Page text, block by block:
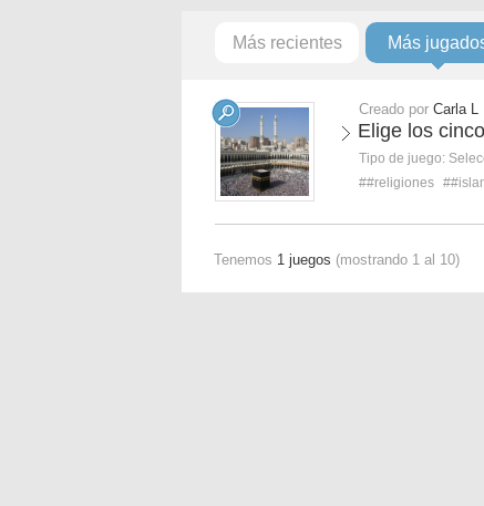
Más recientes Más
Creado por Carla L
Elige los
Tipo de juego:
##religiones
Tenemos 1 juegos (mostrando 1 al 10)